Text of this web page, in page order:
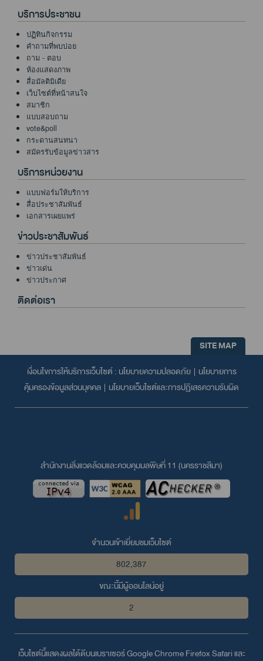
บริการประชาชน
ปฏิทินกิจกรรม
คำถามที่พบบ่อย
ถาม - ตอบ
ห้องแสดงภาพ
สื่อมัลติมิเดีย
เว็บไซต์ที่หน้าสนใจ
สมาชิก
แบบสอบถาม
vote&poll
กระดานสนทนา
สมัครรับข้อมูลข่าวสาร
บริการหน่วยงาน
แบบฟอร์มให้บริการ
สื่อประชาสัมพันธ์
เอกสารเผยแพร่
ข่าวประชาสัมพันธ์
ข่าวประชาสัมพันธ์
ข่าวเด่น
ข่าวประกาศ
ติดต่อเรา
SITE MAP
เงื่อนไขการให้บริการเว็บไซต์ : นโยบายความปลอดภัย| นโยบายการ
คุ้มครองข้อมูลส่วนบุคคล | นโยบายเว็บไซต์และการปฏิเสธความรับผิด
สำนักงานสิ่งแวดล้อมและควบคุมมลพิษที่ 11 (นครราชสีมา)
จำนวนเข้าเยี่ยมชมเว็บไซต์
802,387
ขณะนี้มีผู้ออนไลน์อยู่
2
เว็บไซต์นี้แสดงผลได้ดีบนเบราเซอร์Google ChromeFirefoxSafariและ